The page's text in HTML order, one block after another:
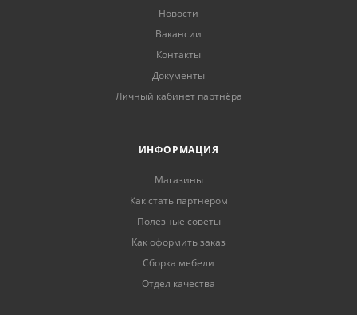
Новости
Вакансии
Контакты
Документы
Личный кабинет партнёра
ИНФОРМАЦИЯ
Магазины
Как стать партнером
Полезные советы
Как оформить заказ
Сборка мебели
Отдел качества